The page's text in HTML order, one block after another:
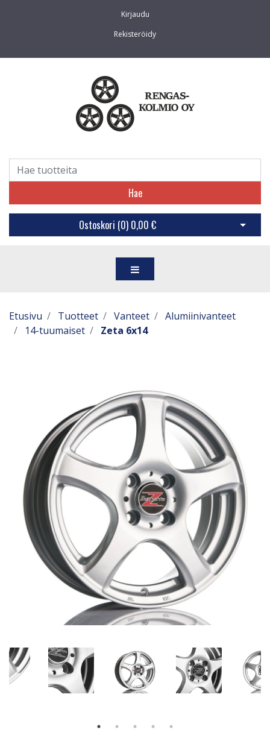
Kirjaudu
Rekisteröidy
Hae
Ostoskori (0) 0,00 € Avaa
Etusivu Tuotteet Vanteet
Alumiinivanteet
14-tuumaiset
Zeta 6x14